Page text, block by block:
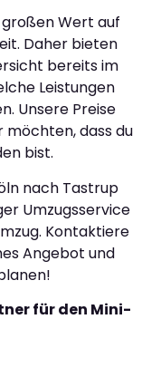
Wert auf
Daher bieten
bereits im
Leistungen
Unsere Preise
dass du
bist.
nach Tastrup
Umzugsservice
Kontaktiere
Angebot und
für den Mini-